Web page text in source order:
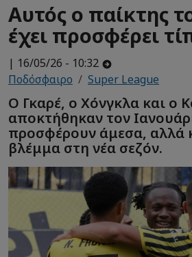
Αυτός ο παίκτης
έχει προσφέρει
| 16/05/26 - 10:32
Ποδόσφαιρο
Super League
Ο Γκαρέ, ο Χόνγκλα και ο
αποκτήθηκαν τον
προσφέρουν άμεσα, αλλά
βλέμμα στη νέα σεζόν.